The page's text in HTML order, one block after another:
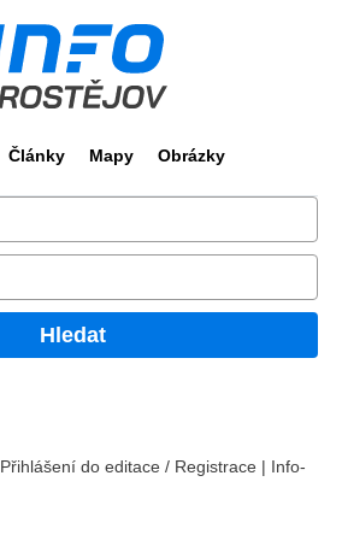
Články Mapy Obrázky
Hledat
Přihlášení do editace / Registrace | Info-